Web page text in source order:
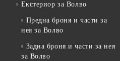
Екстериор за Волво
Предна броня и части за
нея за Волво
Задна броня и части за нея
за Волво